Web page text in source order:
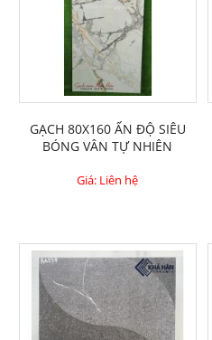
GẠCH 80X160 ẤN ĐỘ SIÊU
BÓNG VÂN TỰ NHIÊN
Giá: Liên hệ